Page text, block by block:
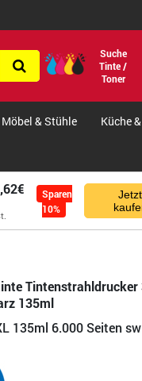
Suche
Tinte /
Toner
Möbel & Stühle Küche
Sparen
10%
Jetzt
Tintenstrahldrucker
135ml
135ml 6.000 Seiten sw